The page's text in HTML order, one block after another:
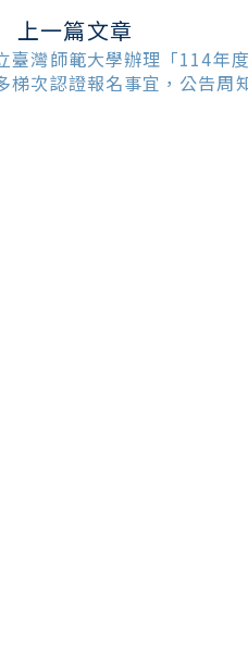
上一篇文章
臺灣師範大學辦理「114年
梯次認證報名事宜，公告周